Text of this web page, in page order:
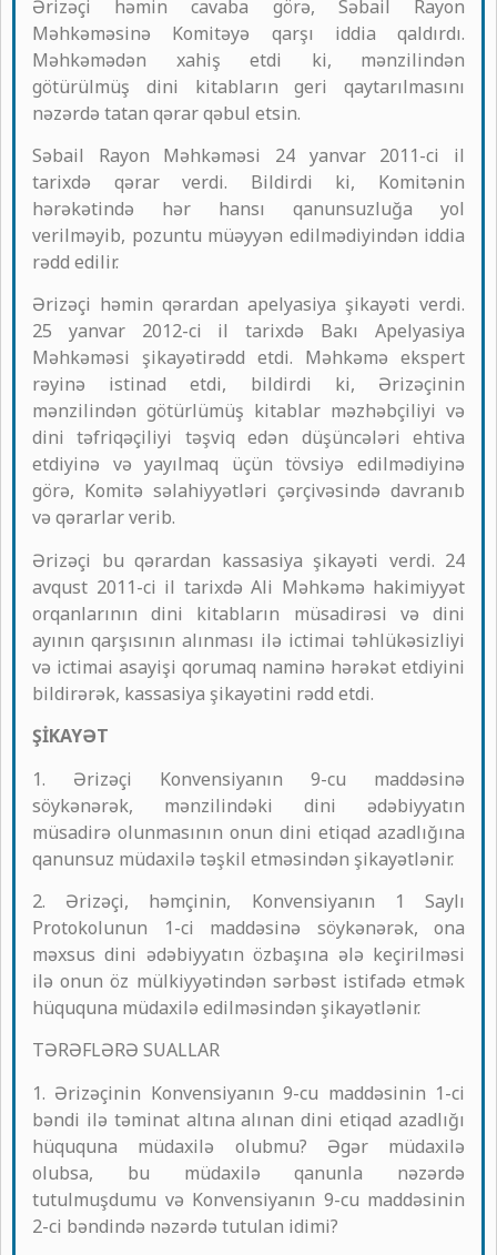
Ərizəçi həmin cavaba görə, Səbail Rayon
Məhkəməsinə Komitəyə qarşı iddia qaldırdı.
Məhkəmədən xahiş etdi ki, mənzilindən
götürülmüş dini kitabların geri qaytarılmasını
nəzərdə tatan qərar qəbul etsin.
Səbail Rayon Məhkəməsi 24 yanvar 2011-ci il
tarixdə qərar verdi. Bildirdi ki, Komitənin
hərəkətində hər hansı qanunsuzluğa yol
verilməyib, pozuntu müəyyən edilmədiyindən iddia
rədd edilir.
Ərizəçi həmin qərardan apelyasiya şikayəti verdi.
25 yanvar 2012-ci il tarixdə Bakı Apelyasiya
Məhkəməsi şikayətirədd etdi. Məhkəmə ekspert
rəyinə istinad etdi, bildirdi ki, Ərizəçinin
mənzilindən götürlümüş kitablar məzhəbçiliyi və
dini təfriqəçiliyi təşviq edən düşüncələri ehtiva
etdiyinə və yayılmaq üçün tövsiyə edilmədiyinə
görə, Komitə səlahiyyətləri çərçivəsində davranıb
və qərarlar verib.
Ərizəçi bu qərardan kassasiya şikayəti verdi. 24
avqust 2011-ci il tarixdə Ali Məhkəmə hakimiyyət
orqanlarının dini kitabların müsadirəsi və dini
ayının qarşısının alınması ilə ictimai təhlükəsizliyi
və ictimai asayişi qorumaq naminə hərəkət etdiyini
bildirərək, kassasiya şikayətini rədd etdi.
ŞİKAYƏT
1. Ərizəçi Konvensiyanın 9-cu maddəsinə
söykənərək, mənzilindəki dini ədəbiyyatın
müsadirə olunmasının onun dini etiqad azadlığına
qanunsuz müdaxilə təşkil etməsindən şikayətlənir.
2. Ərizəçi, həmçinin, Konvensiyanın 1 Saylı
Protokolunun 1-ci maddəsinə söykənərək, ona
məxsus dini ədəbiyyatın özbaşına ələ keçirilməsi
ilə onun öz mülkiyyətindən sərbəst istifadə etmək
hüququna müdaxilə edilməsindən şikayətlənir.
TƏRƏFLƏRƏ SUALLAR
1. Ərizəçinin Konvensiyanın 9-cu maddəsinin 1-ci
bəndi ilə təminat altına alınan dini etiqad azadlığı
hüququna müdaxilə olubmu? Əgər müdaxilə
olubsa, bu müdaxilə qanunla nəzərdə
tutulmuşdumu və Konvensiyanın 9-cu maddəsinin
2-ci bəndində nəzərdə tutulan idimi?